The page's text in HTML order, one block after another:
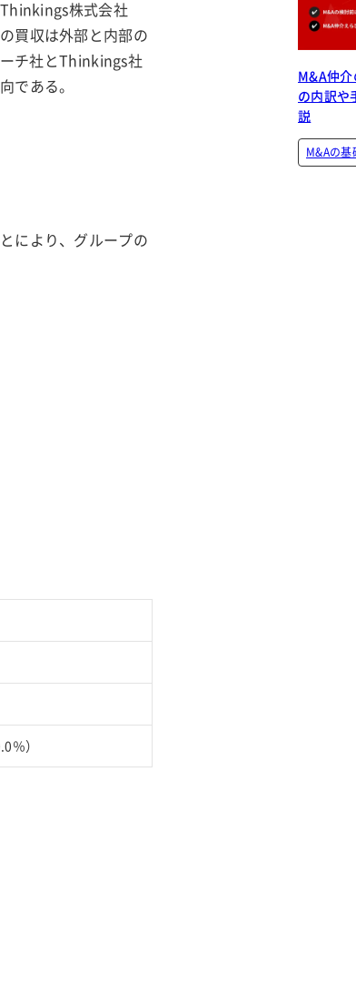
株式会社
買収は外部と内部の
チ社とThinkings社
である。
により、グループの
％）
M&A仲
の内訳や
説
M&Aの基